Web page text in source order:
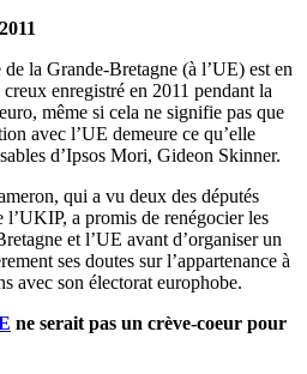
la Grande-Bretagne (à l’UE) est en
enregistré en 2011 pendant la
même si cela ne signifie pas que
avec l’UE demeure ce qu’elle
d’Ipsos Mori, Gideon Skinner.
qui a vu deux des députés
l’UKIP, a promis de renégocier les
et l’UE avant d’organiser un
ses doutes sur l’appartenance à
avec son électorat europhobe.
ne serait pas un crève-coeur pour